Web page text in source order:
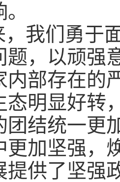
，我们勇于
题，以顽强
内部存在的
态明显好转
团结统一更
更加坚强，
提供了坚强